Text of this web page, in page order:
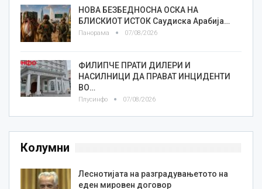
НОВА БЕЗБЕДНОСНА ОСКА НА
БЛИСКИОТ ИСТОК Саудиска Арабија…
Панорама 07/08/2026
ФИЛИПЧЕ ПРАТИ ДИЛЕРИ И
НАСИЛНИЦИ ДА ПРАВАТ ИНЦИДЕНТИ
ВО…
Плусинфо 07/08/2026
Колумни
Леснотијата на разградувањетото на
еден мировен договор